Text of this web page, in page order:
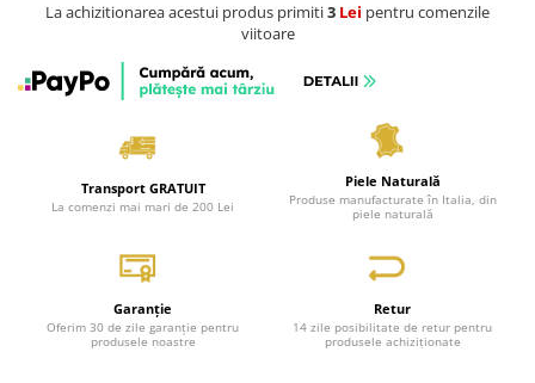
La achizitionarea acestui produs primiti3 Lei pentru comenzile
viitoare
Transport GRATUIT
La comenzi mai mari de 200 Lei
Piele Naturală
Produse manufacturate în Italia, din
piele naturală
Garanție
Oferim 30 de zile garanție pentru
produsele noastre
Retur
14 zile posibilitate de retur pentru
produsele achiziționate